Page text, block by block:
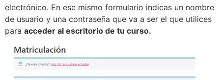
electrónico. En ese mismo formulario indicas un nombre
de usuario y una contraseña que va a ser el que utilices
para acceder al escritorio de tu curso.